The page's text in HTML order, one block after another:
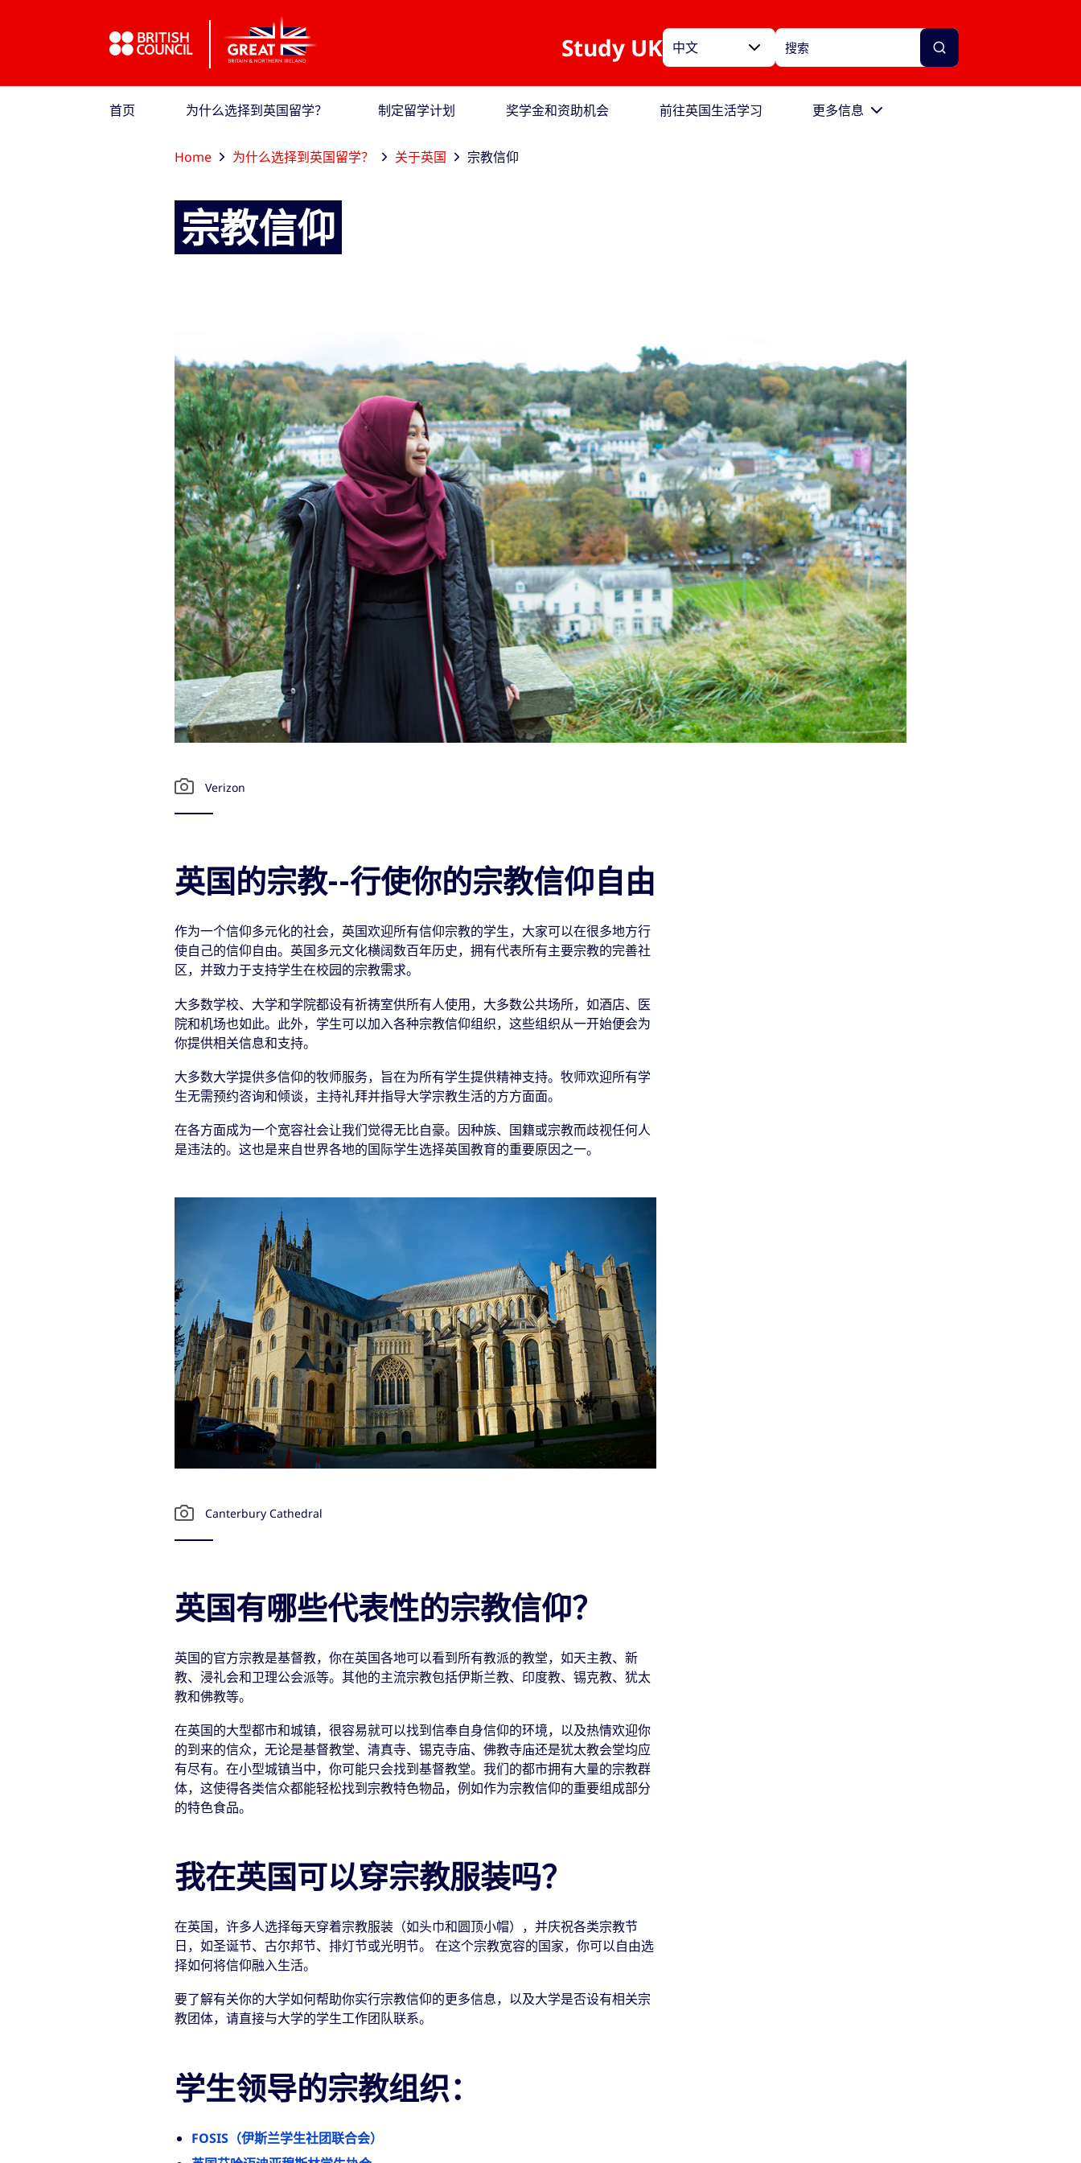
Study UK 中文
首页 为什么选择到英国留学？ 制定留学计划 奖学金和资助机会 前往英国生活学习 更多信息
Home 为什么选择到英国留学？ 关于英国 宗教信仰
宗教信仰
Verizon
英国的宗教--行使你的宗教信仰自由
作为一个信仰多元化的社会，英国欢迎所有信仰宗教的学生，大家可以在很多地方行
使自己的信仰自由。英国多元文化横阔数百年历史，拥有代表所有主要宗教的完善社
区，并致力于支持学生在校园的宗教需求。
大多数学校、大学和学院都设有祈祷室供所有人使用，大多数公共场所，如酒店、医
院和机场也如此。此外，学生可以加入各种宗教信仰组织，这些组织从一开始便会为
你提供相关信息和支持。
大多数大学提供多信仰的牧师服务，旨在为所有学生提供精神支持。牧师欢迎所有学
生无需预约咨询和倾谈，主持礼拜并指导大学宗教生活的方方面面。
在各方面成为一个宽容社会让我们觉得无比自豪。因种族、国籍或宗教而歧视任何人
是违法的。这也是来自世界各地的国际学生选择英国教育的重要原因之一。
Canterbury Cathedral
英国有哪些代表性的宗教信仰？
英国的官方宗教是基督教，你在英国各地可以看到所有教派的教堂，如天主教、新
教、浸礼会和卫理公会派等。其他的主流宗教包括伊斯兰教、印度教、锡克教、犹太
教和佛教等。
在英国的大型都市和城镇，很容易就可以找到信奉自身信仰的环境，以及热情欢迎你
的到来的信众，无论是基督教堂、清真寺、锡克寺庙、佛教寺庙还是犹太教会堂均应
有尽有。在小型城镇当中，你可能只会找到基督教堂。我们的都市拥有大量的宗教群
体，这使得各类信众都能轻松找到宗教特色物品，例如作为宗教信仰的重要组成部分
的特色食品。
我在英国可以穿宗教服装吗？
在英国，许多人选择每天穿着宗教服装（如头巾和圆顶小帽），并庆祝各类宗教节
日，如圣诞节、古尔邦节、排灯节或光明节。 在这个宗教宽容的国家，你可以自由选
择如何将信仰融入生活。
要了解有关你的大学如何帮助你实行宗教信仰的更多信息，以及大学是否设有相关宗
教团体，请直接与大学的学生工作团队联系。
学生领导的宗教组织：
FOSIS（伊斯兰学生社团联合会）